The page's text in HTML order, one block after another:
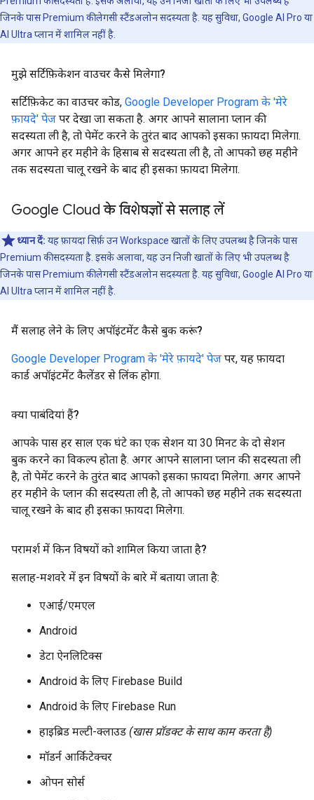
जिनके पास Premium की लेगसी स्टैंडअलोन सदस्यता है. यह सुविधा, Google AI Pro या
AI Ultra प्लान में शामिल नहीं है.
मुझे सर्टिफ़िकेशन वाउचर कैसे मिलेगा?
सर्टिफ़िकेट का वाउचर कोड, Google Developer Program के 'मेरे
फ़ायदे' पेज पर देखा जा सकता है. अगर आपने सालाना प्लान की
सदस्यता ली है, तो पेमेंट करने के तुरंत बाद आपको इसका फ़ायदा मिलेगा.
अगर आपने हर महीने के हिसाब से सदस्यता ली है, तो आपको छह महीने
तक सदस्यता चालू रखने के बाद ही इसका फ़ायदा मिलेगा.
Google Cloud के विशेषज्ञों से सलाह लें
ध्यान दें: यह फ़ायदा सिर्फ़ उन Workspace खातों के लिए उपलब्ध है जिनके पास
Premium की सदस्यता है. इसके अलावा, यह उन निजी खातों के लिए भी उपलब्ध है
जिनके पास Premium की लेगसी स्टैंडअलोन सदस्यता है. यह सुविधा, Google AI Pro या
AI Ultra प्लान में शामिल नहीं है.
मैं सलाह लेने के लिए अपॉइंटमेंट कैसे बुक करूं?
Google Developer Program के 'मेरे फ़ायदे' पेज पर, यह फ़ायदा
कार्ड अपॉइंटमेंट कैलेंडर से लिंक होगा.
क्या पाबंदियां हैं?
आपके पास हर साल एक घंटे का एक सेशन या 30 मिनट के दो सेशन
बुक करने का विकल्प होता है. अगर आपने सालाना प्लान की सदस्यता ली
है, तो पेमेंट करने के तुरंत बाद आपको इसका फ़ायदा मिलेगा. अगर आपने
हर महीने के प्लान की सदस्यता ली है, तो आपको छह महीने तक सदस्यता
चालू रखने के बाद ही इसका फ़ायदा मिलेगा.
परामर्श में किन विषयों को शामिल किया जाता है?
सलाह-मशवरे में इन विषयों के बारे में बताया जाता है:
एआई/एमएल
Android
डेटा ऐनलिटिक्स
Android के लिए Firebase Build
Android के लिए Firebase Run
हाइब्रिड मल्टी-क्लाउड (खास प्रॉडक्ट के साथ काम करता है)
मॉडर्न आर्किटेक्चर
ओपन सोर्स